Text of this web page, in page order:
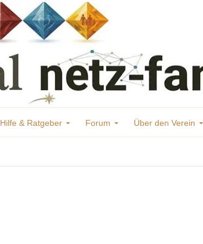
Hilfe & Ratgeber Forum Über den Verein